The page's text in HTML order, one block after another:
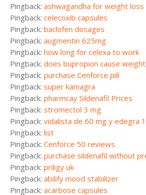
Pingback: ashwagandha for weight loss
Pingback: celecoxib capsules
Pingback: baclofen dosages
Pingback: augmentin 625mg
Pingback: how long for celexa to work
Pingback: does bupropion cause
Pingback: purchase Cenforce pill
Pingback: super kamagra
Pingback: pharmcay Sildenafil Prices
Pingback: stromectol 3 mg
Pingback: vidalista de 60 mg y edegra
Pingback: list
Pingback: Cenforce 50 reviews
Pingback: purchase sildenafil without
Pingback: priligy uk
Pingback: abilify mood stabilizer
Pingback: acarbose capsules